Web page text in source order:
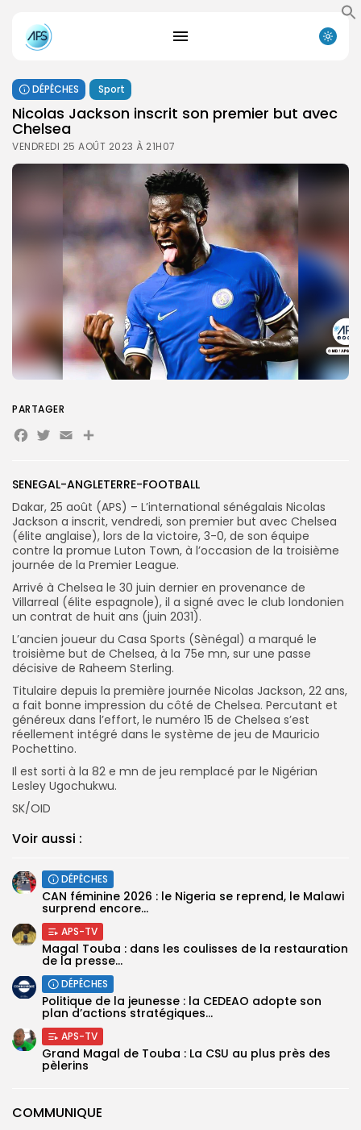
for:
FR
DÉPÊCHES Sport
Nicolas Jackson inscrit son premier but avec
Chelsea
VENDREDI 25 AOÛT 2023 À 21H07
COMMUNIQUE
SENEGAL-ANGLETERRE-FOOTBALL
Dakar, 25 août (APS) – L’international sénégalais Nicolas
Jackson a inscrit, vendredi, son premier but avec Chelsea
(élite anglaise), lors de la victoire, 3-0, de son équipe
contre la promue Luton Town, à l’occasion de la troisième
journée de la Premier League.
Arrivé à Chelsea le 30 juin dernier en provenance de
Villarreal (élite espagnole), il a signé avec le club londonien
un contrat de huit ans (juin 2031).
L’ancien joueur du Casa Sports (Sènégal) a marqué le
troisième but de Chelsea, à la 75e mn, sur une passe
décisive de Raheem Sterling.
Titulaire depuis la première journée Nicolas Jackson, 22 ans,
a fait bonne impression du côté de Chelsea. Percutant et
généreux dans l’effort, le numéro 15 de Chelsea s’est
réellement intégré dans le système de jeu de Mauricio
Pochettino.
Il est sorti à la 82 e mn de jeu remplacé par le Nigérian
Lesley Ugochukwu.
SK/OID
Voir aussi :
DÉPÊCHES
‎CAN féminine 2026 : le Nigeria se reprend, le Malawi
surprend encore...
APS-TV
Magal Touba : dans les coulisses de la restauration
de la presse...
DÉPÊCHES
Politique de la jeunesse : la CEDEAO adopte son
plan d’actions stratégiques...
APS-TV
Grand Magal de Touba : La CSU au plus près des
pèlerins
PARTAGER
Facebook
Twitter
EmailPartager